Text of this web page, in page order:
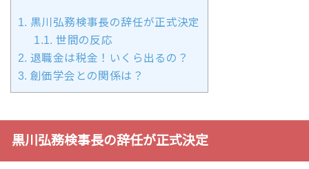
1. 黒川弘務検事長の辞任が正式決定
1.1. 世間の反応
2. 退職金は税金！いくら出るの？
3. 創価学会との関係は？
黒川弘務検事長の辞任が正式決定